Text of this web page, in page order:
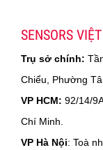
SENSORS
Trụ sở chính:
Chiểu, Phường
VP HCM: 92/14/
Chí Minh.
VP Hà Nội: Toà